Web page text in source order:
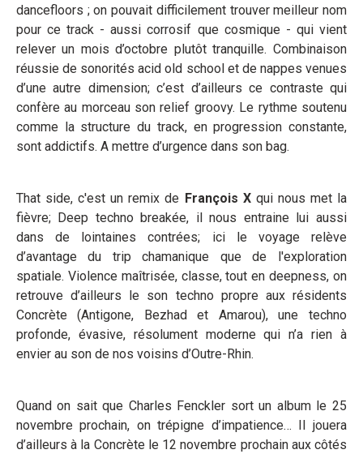
dancefloors ; on pouvait difficilement trouver meilleur nom
pour ce track - aussi corrosif que cosmique - qui vient
relever un mois d’octobre plutôt tranquille. Combinaison
réussie de sonorités acid old school et de nappes venues
d’une autre dimension; c’est d’ailleurs ce contraste qui
confère au morceau son relief groovy. Le rythme soutenu
comme la structure du track, en progression constante,
sont addictifs. A mettre d’urgence dans son bag.
That side, c'est un remix de François Xqui nous met la
fièvre; Deep techno breakée, il nous entraine lui aussi
dans de lointaines contrées; ici le voyage relève
d’avantage du trip chamanique que de l'exploration
spatiale. Violence maîtrisée, classe, tout en deepness, on
retrouve d’ailleurs le son techno propre aux résidents
Concrète (Antigone, Bezhad et Amarou), une techno
profonde, évasive, résolument moderne qui n’a rien à
envier au son de nos voisins d’Outre-Rhin.
Quand on sait que Charles Fenckler sort un album le 25
novembre prochain, on trépigne d’impatience… Il jouera
d’ailleurs à la Concrète le 12 novembre prochain aux côtés